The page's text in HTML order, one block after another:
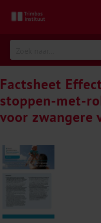
Factsheet
stoppen-met-
voor zwangere